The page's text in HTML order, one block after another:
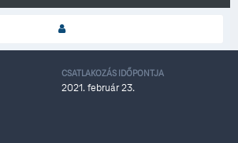
CSATLAKOZÁS IDŐPONTJA
2021. február 23.